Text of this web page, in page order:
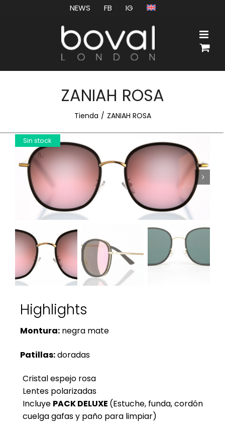
NEWS FB IG
ZANIAH ROSA
Tienda ZANIAH ROSA
Sin stock
Highlights
Montura:negra mate
Patillas:doradas
Cristal espejo rosa
Lentes polarizadas
Incluye PACK DELUXE (Estuche, funda, cordón
cuelga gafas y paño para limpiar)